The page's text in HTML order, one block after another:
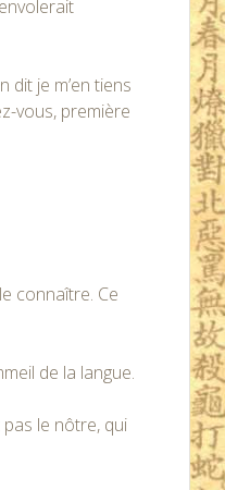
dit je m’en tiens
vous, première
connaître. Ce
de la langue.
le nôtre, qui